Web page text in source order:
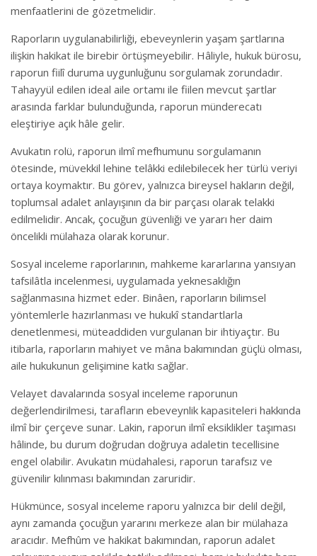
menfaatlerini de gözetmelidir.
Raporların uygulanabilirliği, ebeveynlerin yaşam şartlarına
ilişkin hakikat ile birebir örtüşmeyebilir. Hâliyle, hukuk bürosu,
raporun fiilî duruma uygunluğunu sorgulamak zorundadır.
Tahayyül edilen ideal aile ortamı ile fiilen mevcut şartlar
arasında farklar bulunduğunda, raporun münderecatı
eleştiriye açık hâle gelir.
Avukatın rolü, raporun ilmî mefhumunu sorgulamanın
ötesinde, müvekkil lehine telâkki edilebilecek her türlü veriyi
ortaya koymaktır. Bu görev, yalnızca bireysel hakların değil,
toplumsal adalet anlayışının da bir parçası olarak telakki
edilmelidir. Ancak, çocuğun güvenliği ve yararı her daim
öncelikli mülahaza olarak korunur.
Sosyal inceleme raporlarının, mahkeme kararlarına yansıyan
tafsilâtla incelenmesi, uygulamada yeknesaklığın
sağlanmasına hizmet eder. Binâen, raporların bilimsel
yöntemlerle hazırlanması ve hukukî standartlarla
denetlenmesi, müteaddiden vurgulanan bir ihtiyaçtır. Bu
itibarla, raporların mahiyet ve mâna bakımından güçlü olması,
aile hukukunun gelişimine katkı sağlar.
Velayet davalarında sosyal inceleme raporunun
değerlendirilmesi, tarafların ebeveynlik kapasiteleri hakkında
ilmî bir çerçeve sunar. Lakin, raporun ilmî eksiklikler taşıması
hâlinde, bu durum doğrudan doğruya adaletin tecellisine
engel olabilir. Avukatın müdahalesi, raporun tarafsız ve
güvenilir kılınması bakımından zaruridir.
Hükmünce, sosyal inceleme raporu yalnızca bir delil değil,
aynı zamanda çocuğun yararını merkeze alan bir mülahaza
aracıdır. Mefhûm ve hakikat bakımından, raporun adalet